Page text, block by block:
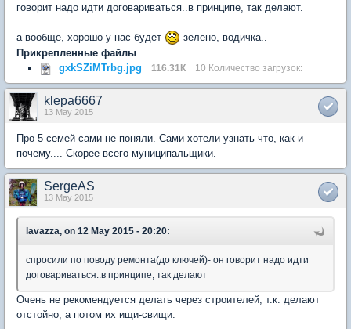
говорит надо идти договариваться..в принципе, так делают.
а вообще, хорошо у нас будет
зелено, водичка..
Прикрепленные файлы
gxkSZiMTrbg.jpg
116.31К 10 Количество загрузок:
klepa6667
13 May 2015
Про 5 семей сами не поняли. Сами хотели узнать что, как и
почему.... Скорее всего муниципальщики.
SergeAS
13 May 2015
lavazza, on 12 May 2015 - 20:20:
спросили по поводу ремонта(до ключей)- он говорит надо идти
договариваться..в принципе, так делают
Очень не рекомендуется делать через строителей, т.к. делают
отстойно, а потом их ищи-свищи.